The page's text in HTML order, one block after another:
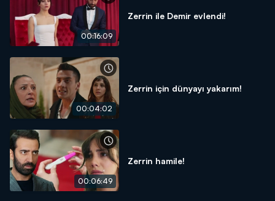
00:16:09
Zerrin ile Demir evlendi!
00:04:02
Zerrin için dünyayı yakarım!
00:06:49
Zerrin hamile!